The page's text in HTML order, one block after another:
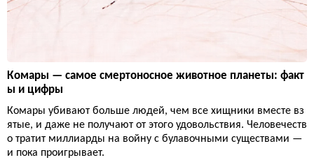
Комары — самое смертоносное животное планеты: факт
ы и цифры
Комары убивают больше людей, чем все хищники вместе вз
ятые, и даже не получают от этого удовольствия. Человечеств
о тратит миллиарды на войну с булавочными существами —
и пока проигрывает.